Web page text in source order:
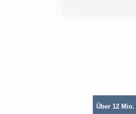
Über 12 Mio.